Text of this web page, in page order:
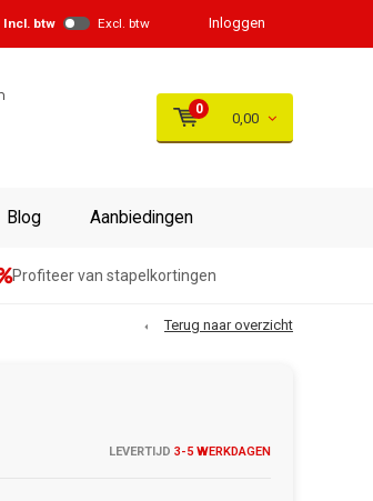
Incl. btw Excl. btw Inloggen
0
0,00
Blog Aanbiedingen
Profiteer van stapelkortingen
Terug naar overzicht
LEVERTIJD 3-5 WERKDAGEN